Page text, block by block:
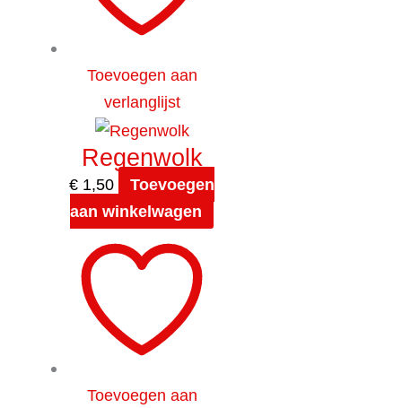
Toevoegen aan
verlanglijst
Regenwolk
€1,50
Toevoegen
aan winkelwagen
Toevoegen aan